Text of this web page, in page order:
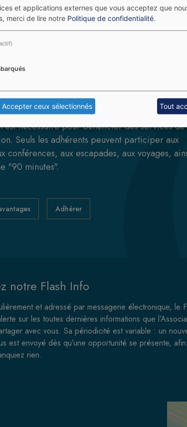
Tous les articles
est nécessaire pour bénéficier des services de
Seuls les adhérents peuvent participer aux
conférences, aux escapades, aux voyages,
"90 minutes".
Adhérer
notre Flash Info
et adressé par messagerie électronique, le
sur les toutes dernières informations que
avec vous. Sa périodicité est variable : un
est envoyé dès qu’une opportunité se présente,
rien.
et applications externes que vous acceptez que
merci de lire notre Politique de confidentialité.
Accepter ceux sélectionnés Tout